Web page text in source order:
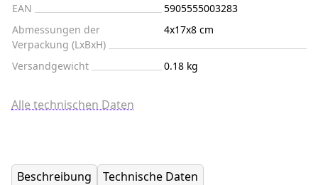
EAN
5905555003283
Abmessungen der
Verpackung (LxBxH)
4x17x8 cm
Versandgewicht 0.18 kg
Alle technischen Daten
Beschreibung
Technische Daten